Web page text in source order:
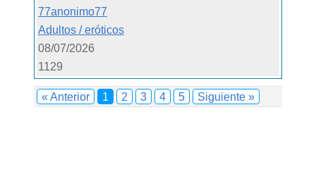
77anonimo77
Adultos / eróticos
08/07/2026
1129
« Anterior 1 2 3 4 5 Siguiente »